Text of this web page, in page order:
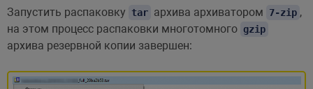
Запустить распаковку tar архива архиватором 7-zip ,
на этом процесс распаковки многотомного gzip
архива резервной копии завершен: